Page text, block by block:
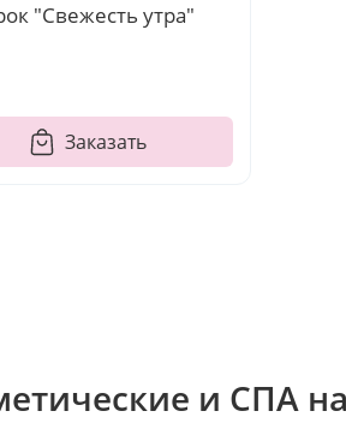
"Свежесть утра"
Заказать
и СПА